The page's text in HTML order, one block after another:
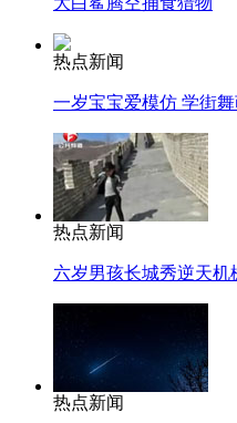
热点新闻
一岁宝宝爱模仿 学街
热点新闻
六岁男孩长城秀逆天机
热点新闻